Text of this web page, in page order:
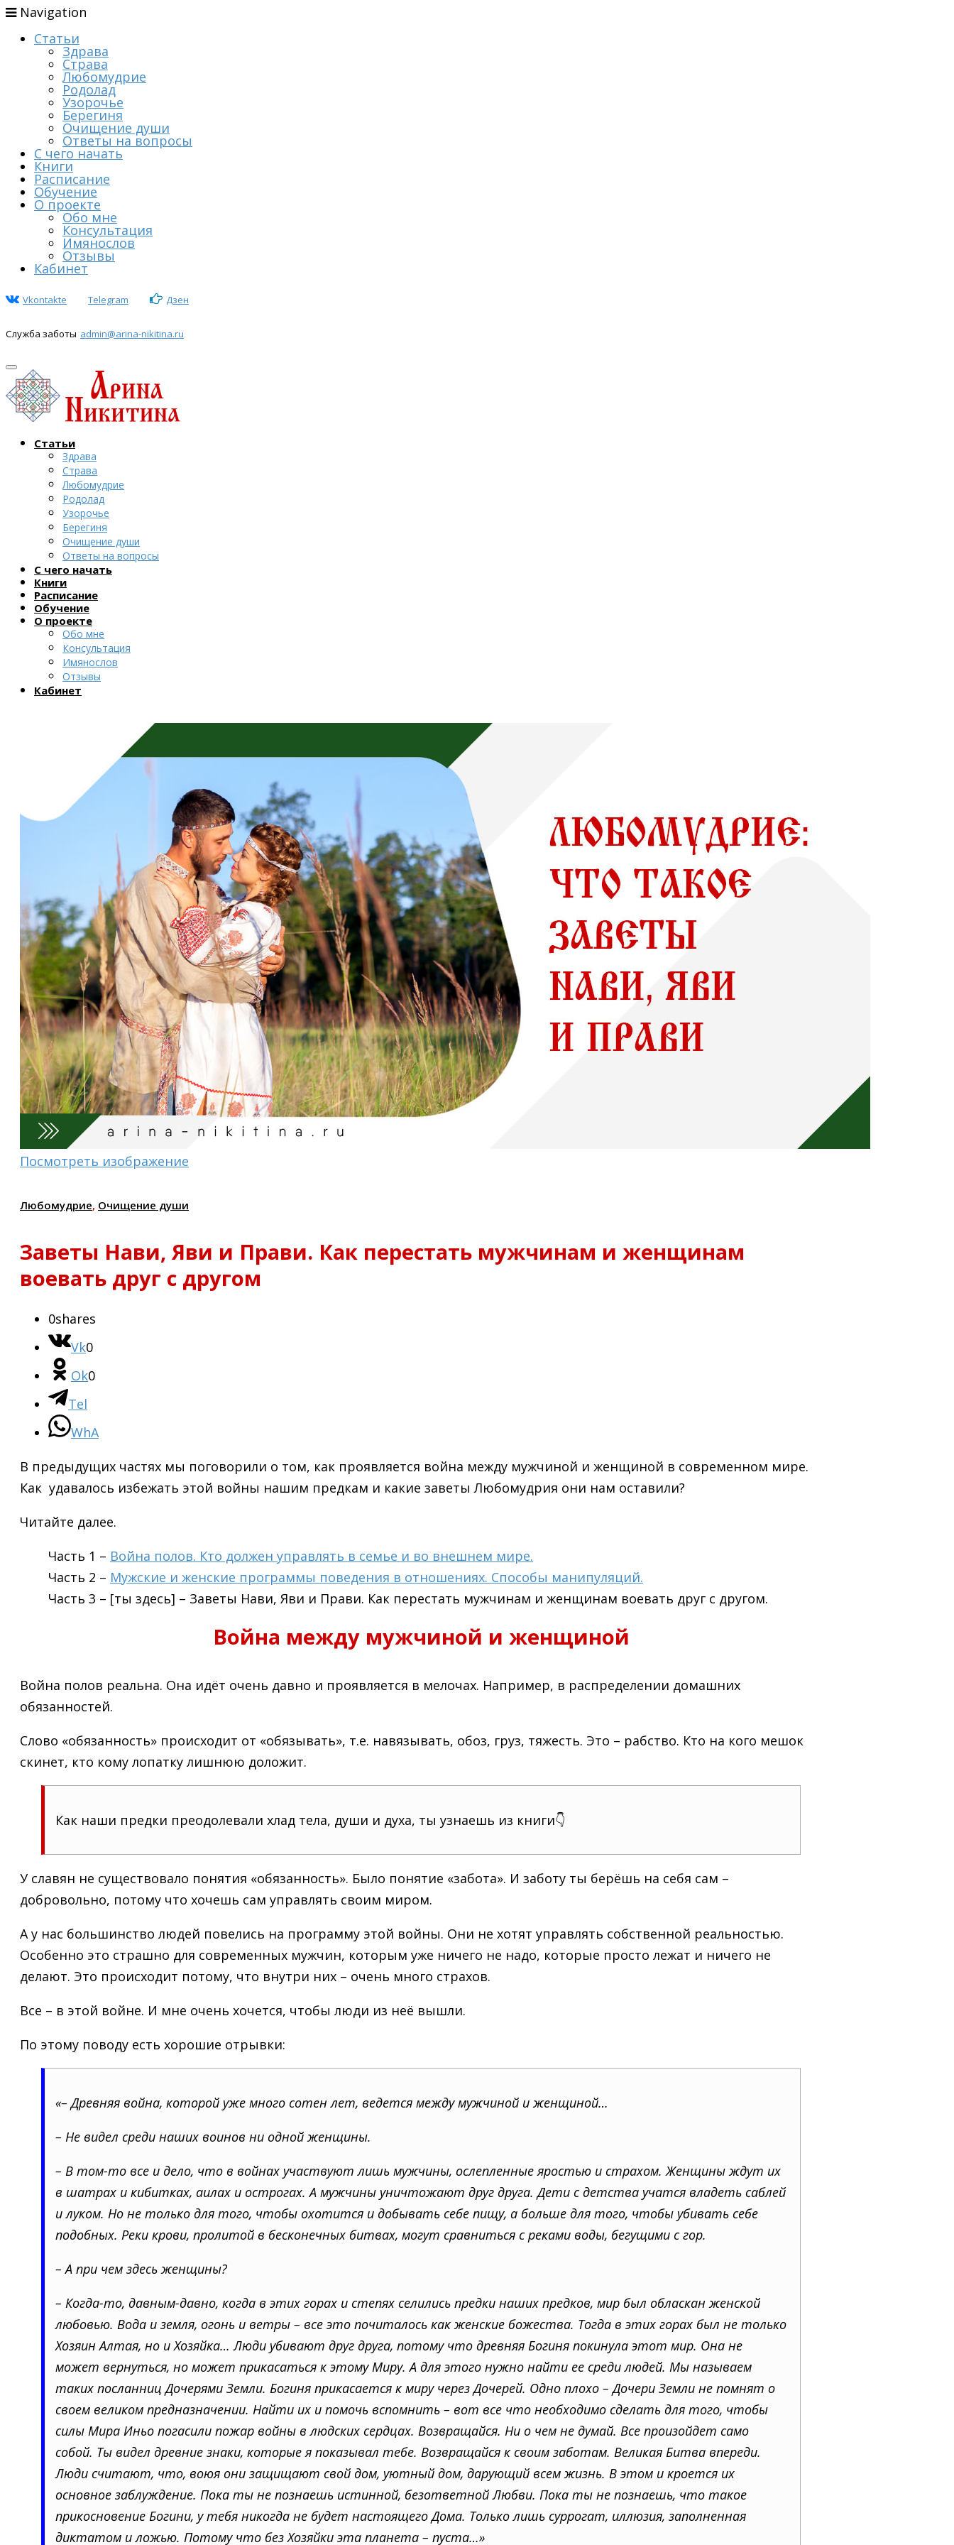
Navigation
Статьи
Здрава
Страва
Любомудрие
Родолад
Узорочье
Берегиня
Очищение души
Ответы на вопросы
С чего начать
Книги
Расписание
Обучение
О проекте
Обо мне
Консультация
Имянослов
Отзывы
Кабинет
Vkontakte Telegram Дзен
Служба заботы admin@arina-nikitina.ru
Статьи
Здрава
Страва
Любомудрие
Родолад
Узорочье
Берегиня
Очищение души
Ответы на вопросы
С чего начать
Книги
Расписание
Обучение
О проекте
Обо мне
Консультация
Имянослов
Отзывы
Кабинет
Посмотреть изображение
Любомудрие, Очищение души
Заветы Нави, Яви и Прави. Как перестать мужчинам и женщинам
воевать друг с другом
0shares
Vk0
Ok0
Tel
WhA
В предыдущих частях мы поговорили о том, как проявляется война между мужчиной и женщиной в современном мире.
Как удавалось избежать этой войны нашим предкам и какие заветы Любомудрия они нам оставили?
Читайте далее.
Часть 1 – Война полов. Кто должен управлять в семье и во внешнем мире.
Часть 2 – Мужские и женские программы поведения в отношениях. Способы манипуляций.
Часть 3 – [ты здесь] – Заветы Нави, Яви и Прави. Как перестать мужчинам и женщинам воевать друг с другом.
Война между мужчиной и женщиной
Война полов реальна. Она идёт очень давно и проявляется в мелочах. Например, в распределении домашних
обязанностей.
Слово «обязанность» происходит от «обязывать», т.е. навязывать, обоз, груз, тяжесть. Это – рабство. Кто на кого мешок
скинет, кто кому лопатку лишнюю доложит.
Как наши предки преодолевали хлад тела, души и духа, ты узнаешь из книги👇
У славян не существовало понятия «обязанность». Было понятие «забота». И заботу ты берёшь на себя сам –
добровольно, потому что хочешь сам управлять своим миром.
А у нас большинство людей повелись на программу этой войны. Они не хотят управлять собственной реальностью.
Особенно это страшно для современных мужчин, которым уже ничего не надо, которые просто лежат и ничего не
делают. Это происходит потому, что внутри них – очень много страхов.
Все – в этой войне. И мне очень хочется, чтобы люди из неё вышли.
По этому поводу есть хорошие отрывки:
«– Древняя война, которой уже много сотен лет, ведется между мужчиной и женщиной…
– Не видел среди наших воинов ни одной женщины.
– В том-то все и дело, что в войнах участвуют лишь мужчины, ослепленные яростью и страхом. Женщины ждут их
в шатрах и кибитках, аилах и острогах. А мужчины уничтожают друг друга. Дети с детства учатся владеть саблей
и луком. Но не только для того, чтобы охотится и добывать себе пищу, а больше для того, чтобы убивать себе
подобных. Реки крови, пролитой в бесконечных битвах, могут сравниться с реками воды, бегущими с гор.
– А при чем здесь женщины?
– Когда-то, давным-давно, когда в этих горах и степях селились предки наших предков, мир был обласкан женской
любовью. Вода и земля, огонь и ветры – все это почиталось как женские божества. Тогда в этих горах был не только
Хозяин Алтая, но и Хозяйка… Люди убивают друг друга, потому что древняя Богиня покинула этот мир. Она не
может вернуться, но может прикасаться к этому Миру. А для этого нужно найти ее среди людей. Мы называем
таких посланниц Дочерями Земли. Богиня прикасается к миру через Дочерей. Одно плохо – Дочери Земли не помнят о
своем великом предназначении. Найти их и помочь вспомнить – вот все что необходимо сделать для того, чтобы
силы Мира Иньо погасили пожар войны в людских сердцах. Возвращайся. Ни о чем не думай. Все произойдет само
собой. Ты видел древние знаки, которые я показывал тебе. Возвращайся к своим заботам. Великая Битва впереди.
Люди считают, что, воюя они защищают свой дом, уютный дом, дарующий всем жизнь. В этом и кроется их
основное заблуждение. Пока ты не познаешь истинной, безответной Любви. Пока ты не познаешь, что такое
прикосновение Богини, у тебя никогда не будет настоящего Дома. Только лишь суррогат, иллюзия, заполненная
диктатом и ложью. Потому что без Хозяйки эта планета – пуста…»